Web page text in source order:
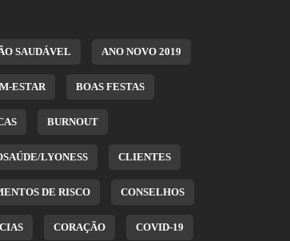
SAUDÁVEL ANO NOVO 2019
ESTAR BOAS FESTAS
BURNOUT
LYONESS CLIENTES
DE RISCO CONSELHOS
CORAÇÃO COVID-19